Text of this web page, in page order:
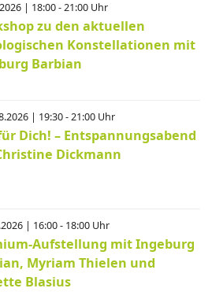
| 18:00 - 21:00 Uhr
zu den aktuellen
Konstellationen mit
Barbian
| 19:30 - 21:00 Uhr
Dich! – Entspannungsabend
Dickmann
| 16:00 - 18:00 Uhr
Aufstellung mit Ingeburg
Myriam Thielen und
Blasius